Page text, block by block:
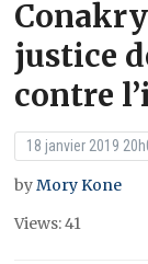
justice
contre
18 janvier 2019
byMory Kone
Views: 41